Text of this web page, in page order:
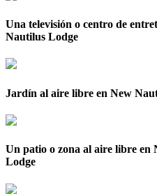
Una televisión o centro de
Nautilus Lodge
Jardín al aire libre en New
Un patio o zona al aire libre en
Lodge